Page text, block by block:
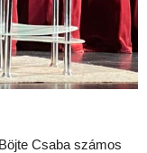
Csaba számos